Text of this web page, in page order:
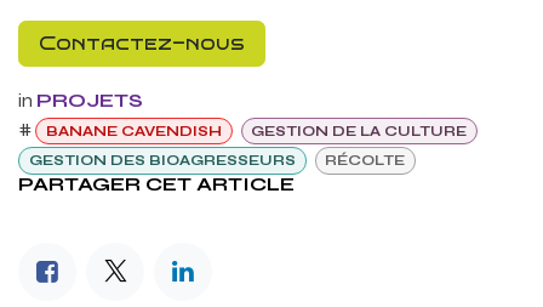
Contactez-nous
in PROJETS
#
BANANE CAVENDISH
GESTION DE LA CULTURE
GESTION DES BIOAGRESSEURS
RÉCOLTE
PARTAGER CET ARTICLE